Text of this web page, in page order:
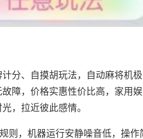
分、自摸胡玩法，自动麻将机
障，价格实惠性价比高，家用
，拉近彼此感情。
则，机器运行安静噪音低，操作